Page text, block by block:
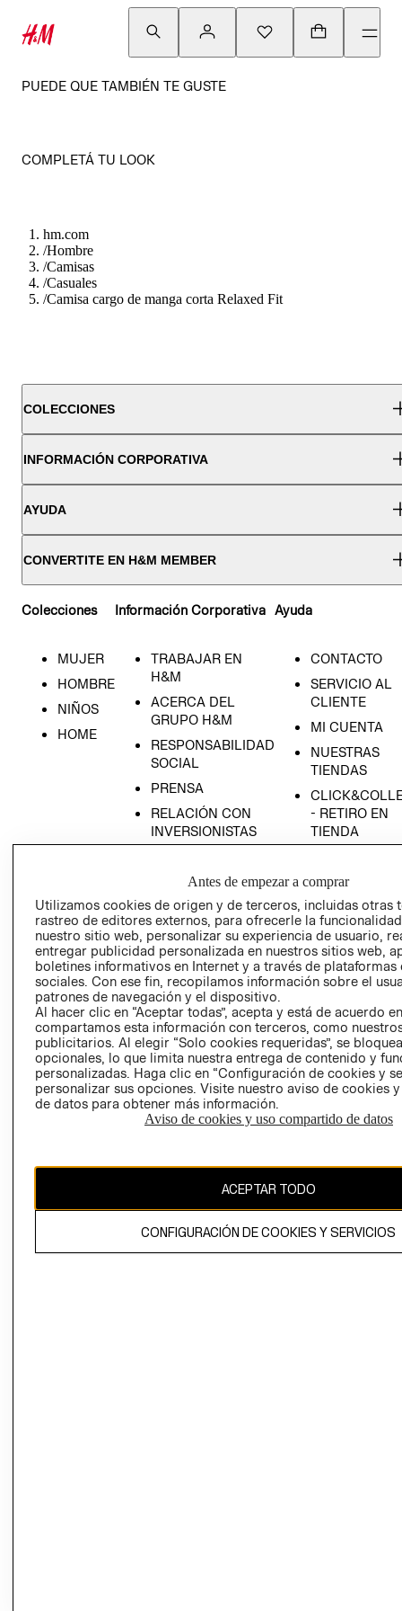
PUEDE QUE TAMBIÉN TE GUSTE
COMPLETÁ TU LOOK
hm.com
/Hombre
/Camisas
/Casuales
/Camisa cargo de manga corta Relaxed Fit
COLECCIONES
INFORMACIÓN CORPORATIVA
AYUDA
CONVERTITE EN H&M MEMBER
Colecciones
MUJER
HOMBRE
NIÑOS
HOME
Información Corporativa
TRABAJAR EN
H&M
ACERCA DEL
GRUPO H&M
RESPONSABILIDAD
SOCIAL
PRENSA
RELACIÓN CON
INVERSIONISTAS
EMPRESARIAL
Ayuda
CONTACTO
SERVICIO AL
CLIENTE
MI CUENTA
NUESTRAS
TIENDAS
- RETIRO EN
TIENDA
AVISO DE
PRIVACIDAD
GIFT CARD
AVISO DE
COOKIES
Uruguay ($U)
El contenido de esta página web está protegido por copyright y es
propiedad de H&M Hennes & Mauritz AB.
Antes de empezar a comprar
Utilizamos cookies de origen y de terceros, incluidas otras
rastreo de editores externos, para ofrecerle la
nuestro sitio web, personalizar su experiencia de usuario,
entregar publicidad personalizada en nuestros sitios web,
boletines informativos en Internet y a través de plataformas
sociales. Con ese fin, recopilamos información sobre el
patrones de navegación y el dispositivo.
Al hacer clic en “Aceptar todas”, acepta y está de acuerdo
compartamos esta información con terceros, como
publicitarios. Al elegir “Solo cookies requeridas”, se
opcionales, lo que limita nuestra entrega de contenido y
personalizadas. Haga clic en “Configuración de cookies y
personalizar sus opciones. Visite nuestro aviso de cookies
de datos para obtener más información.
Aviso de cookies y uso compartido de datos
ACEPTAR TODO
CONFIGURACIÓN DE COOKIES Y SERVICIOS